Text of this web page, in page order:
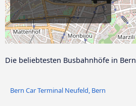
Die beliebtesten Busbahnhöfe in Bern
Bern Car Terminal Neufeld, Bern